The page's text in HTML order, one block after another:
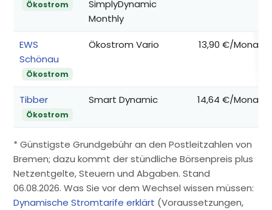
Ökostrom
SimplyDynamic
Monthly
EWS
Schönau
Ökostrom
Ökostrom Vario 13,90 €/Monat
Tibber
Ökostrom
Smart Dynamic 14,64 €/Monat
* Günstigste Grundgebühr an den Postleitzahlen von
Bremen; dazu kommt der stündliche Börsenpreis plus
Netzentgelte, Steuern und Abgaben. Stand
06.08.2026. Was Sie vor dem Wechsel wissen müssen:
Dynamische Stromtarife erklärt (Voraussetzungen,